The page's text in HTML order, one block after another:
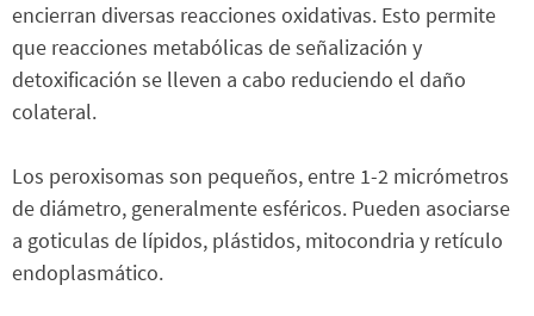
encierran diversas reacciones oxidativas. Esto permite
que reacciones metabólicas de señalización y
detoxificación se lleven a cabo reduciendo el daño
colateral.
Los peroxisomas son pequeños, entre 1-2 micrómetros
de diámetro, generalmente esféricos. Pueden asociarse
a goticulas de lípidos, plástidos, mitocondria y retículo
endoplasmático.